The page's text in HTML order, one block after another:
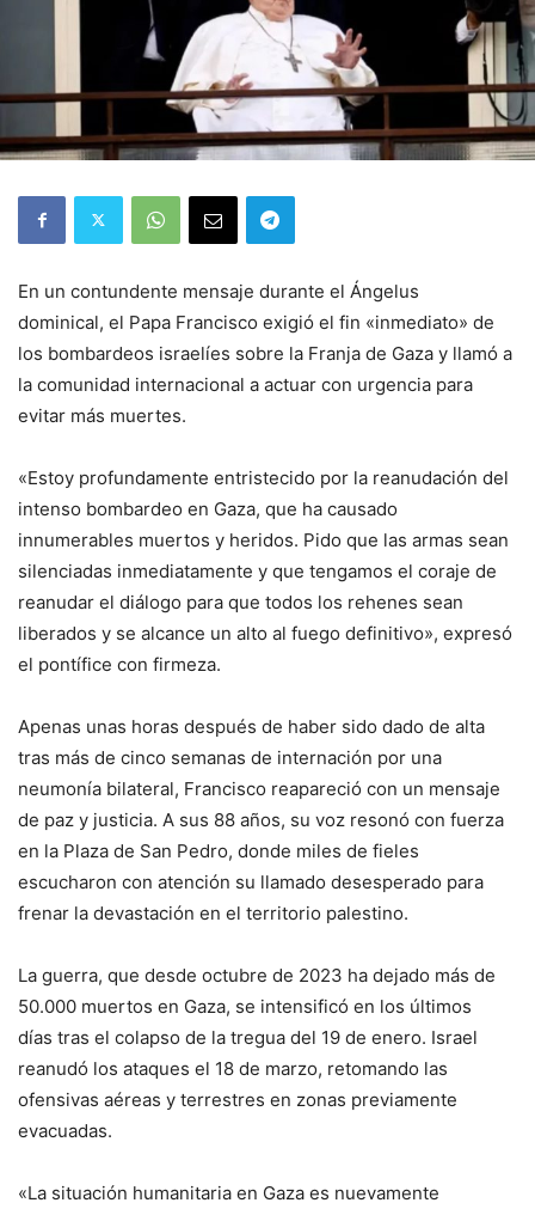
En un contundente mensaje durante el Ángelus
dominical, el Papa Francisco exigió el fin «inmediato» de
los bombardeos israelíes sobre la Franja de Gaza y llamó a
la comunidad internacional a actuar con urgencia para
evitar más muertes.
«Estoy profundamente entristecido por la reanudación del
intenso bombardeo en Gaza, que ha causado
innumerables muertos y heridos. Pido que las armas sean
silenciadas inmediatamente y que tengamos el coraje de
reanudar el diálogo para que todos los rehenes sean
liberados y se alcance un alto al fuego definitivo», expresó
el pontífice con firmeza.
Apenas unas horas después de haber sido dado de alta
tras más de cinco semanas de internación por una
neumonía bilateral, Francisco reapareció con un mensaje
de paz y justicia. A sus 88 años, su voz resonó con fuerza
en la Plaza de San Pedro, donde miles de fieles
escucharon con atención su llamado desesperado para
frenar la devastación en el territorio palestino.
La guerra, que desde octubre de 2023 ha dejado más de
50.000 muertos en Gaza, se intensificó en los últimos
días tras el colapso de la tregua del 19 de enero. Israel
reanudó los ataques el 18 de marzo, retomando las
ofensivas aéreas y terrestres en zonas previamente
evacuadas.
«La situación humanitaria en Gaza es nuevamente